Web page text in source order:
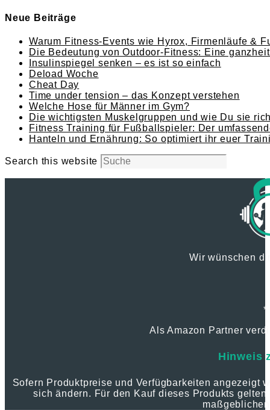
Neue Beiträge
Warum Fitness-Events wie Hyrox, Firmenläufe &
Die Bedeutung von Outdoor-Fitness: Eine
Insulinspiegel senken – es ist so einfach
Deload Woche
Cheat Day
Time under tension – das Konzept verstehen
Welche Hose für Männer im Gym?
Die wichtigsten Muskelgruppen und wie Du sie
Fitness Training für Fußballspieler: Der
Hanteln und Ernährung: So optimiert ihr euer
Search this website
Wir wünschen
*
Als Amazon Partner
Hinweis
Sofern Produktpreise und Verfügbarkeiten angezeigt
sich ändern. Für den Kauf dieses Produkts